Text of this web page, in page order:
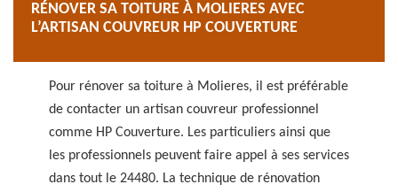
RÉNOVER SA TOITURE À MOLIERES AVEC
L’ARTISAN COUVREUR HP COUVERTURE
Pour rénover sa toiture à Molieres, il est préférable
de contacter un artisan couvreur professionnel
comme HP Couverture. Les particuliers ainsi que
les professionnels peuvent faire appel à ses services
dans tout le 24480. La technique de rénovation